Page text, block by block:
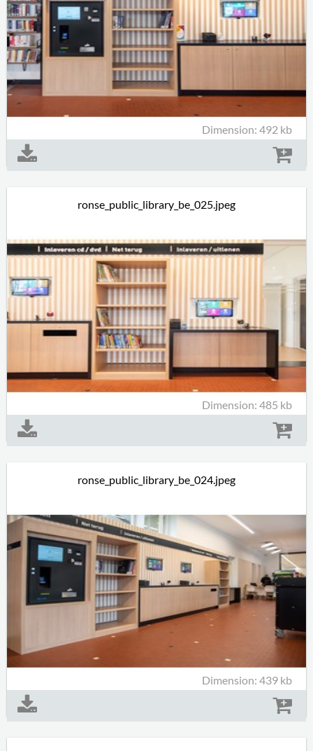
Dimension: 492 kb
ronse_public_library_be_025.jpeg
Dimension: 485 kb
ronse_public_library_be_024.jpeg
Dimension: 439 kb